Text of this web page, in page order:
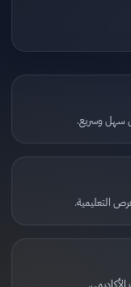
سهل وسريع.
التعليمية.